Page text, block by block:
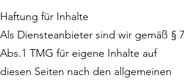
Haftung für Inhalte
Als Diensteanbieter sind wir gemäß § 7
Abs.1 TMG für eigene Inhalte auf
diesen Seiten nach den allgemeinen